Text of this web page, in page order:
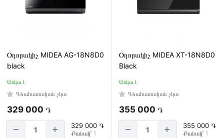
Օդորակիչ MIDEA AG-18N8D0
black
Առկա է
Գնահատական չկա
329 000 ֏
329 000 ֏
Քանակ՝ 1
Օդորակիչ MIDEA XT-18N8D0
Black
Առկա է
Գնահատական չկա
355 000 ֏
355 000 ֏
Քանակ՝ 1